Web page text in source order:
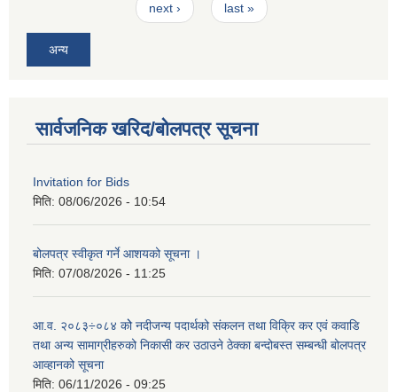
next › last »
अन्य
सार्वजनिक खरिद/बोलपत्र सूचना
Invitation for Bids
मिति: 08/06/2026 - 10:54
बोलपत्र स्वीकृत गर्ने आशयको सूचना ।
मिति: 07/08/2026 - 11:25
आ.व. २०८३÷०८४ कोे नदीजन्य पदार्थको संकलन तथा विक्रि कर एवं कवाडि
तथा अन्य सामाग्रीहरुको निकासी कर उठाउने ठेक्का बन्दोबस्त सम्बन्धी बोलपत्र
आव्हानको सूचना
मिति: 06/11/2026 - 09:25